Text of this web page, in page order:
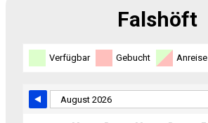
Skip Booking FormFalshöft
Verfügbar Gebucht Anreise